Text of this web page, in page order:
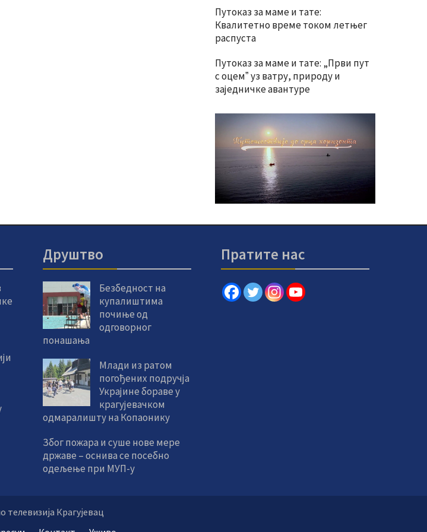
Путоказ за маме и тате:
Квалитетно време током летњег
распуста
Путоказ за маме и тате: „Први пут
с оцемˮ уз ватру, природу и
заједничке авантуре
Друштво
Безбедност на
купалиштима
почиње од
одговорног
понашања
Млади из ратом
погођених подручја
Украјине бораве у
крагујевачком
одмаралишту на Копаонику
Због пожара и суше нове мере
државе – оснива се посебно
одељење при МУП-у
Пратите нас
телевизија Крагујевац